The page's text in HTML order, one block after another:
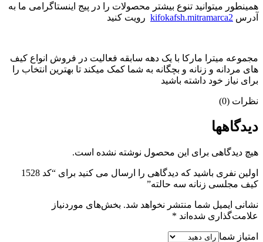
همینطور میتوانید تنوع بیشتر محصولات را در پیج اینستاگرامی ما به
آدرس kifokafsh.mitramarca2 رویت کنید
مجموعه میترا مارکا با یک دهه سابقه فعالیت در فروش انواع کیف
های مردانه و زنانه و بچگانه به شما کمک میکند تا بهترین انتخاب را
برای نیاز خود داشته باشید
نظرات (0)
دیدگاهها
هیچ دیدگاهی برای این محصول نوشته نشده است.
اولین نفری باشید که دیدگاهی را ارسال می کنید برای “کد 1528
کیف مجلسی زنانه سه حالته”
نشانی ایمیل شما منتشر نخواهد شد. بخش‌های موردنیاز
علامت‌گذاری شده‌اند *
امتیاز شما